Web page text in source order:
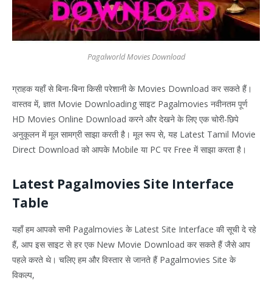
Pagalworld Movies Download
ग्राहक यहाँ से बिना-बिना किसी परेशानी के Movies Download कर सकते हैं।
वास्तव में, ज्ञात Movie Downloading साइट Pagalmovies नवीनतम पूर्ण
HD Movies Online Download करने और देखने के लिए एक चोरी-छिपे
अनुकूलन में मूल सामग्री साझा करती है। मूल रूप से, यह Latest Tamil Movie
Direct Download को आपके Mobile या PC पर Free में साझा करता है।
Latest Pagalmovies Site Interface
Table
यहाँ हम आपको सभी Pagalmovies के Latest Site Interface की सूची दे रहे
हैं, आप इस साइट से हर एक New Movie Download कर सकते हैं जैसे आप
पहले करते थे। चलिए हम और विस्तार से जानते हैं Pagalmovies Site के
विकल्प,